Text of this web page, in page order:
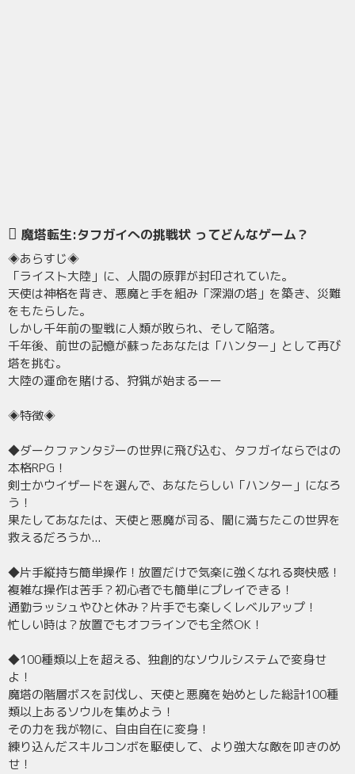
魔塔転生:タフガイへの挑戦状 ってどんなゲーム？
◈あらすじ◈
「ライスト大陸」に、人間の原罪が封印されていた。
天使は神格を背き、悪魔と手を組み「深淵の塔」を築き、災難
をもたらした。
しかし千年前の聖戦に人類が敗られ、そして陥落。
千年後、前世の記憶が蘇ったあなたは「ハンター」として再び
塔を挑む。
大陸の運命を賭ける、狩猟が始まるーー
◈特徴◈
◆ダークファンタジーの世界に飛び込む、タフガイならではの
本格RPG！
剣士かウイザードを選んで、あなたらしい「ハンター」になろ
う！
果たしてあなたは、天使と悪魔が司る、闇に満ちたこの世界を
救えるだろうか...
◆片手縦持ち簡単操作！放置だけで気楽に強くなれる爽快感！
複雑な操作は苦手？初心者でも簡単にプレイできる！
通勤ラッシュやひと休み？片手でも楽しくレベルアップ！
忙しい時は？放置でもオフラインでも全然OK！
◆100種類以上を超える、独創的なソウルシステムで変身せ
よ！
魔塔の階層ボスを討伐し、天使と悪魔を始めとした総計100種
類以上あるソウルを集めよう！
その力を我が物に、自由自在に変身！
練り込んだスキルコンボを駆使して、より強大な敵を叩きのめ
せ！